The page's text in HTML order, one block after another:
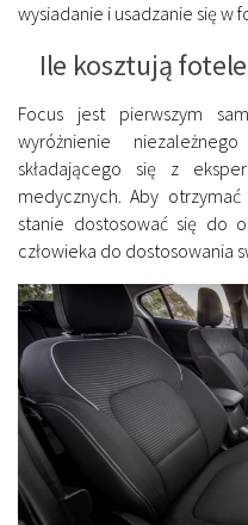
wysiadanie i usadzanie się w
Ile kosztują fotele
Focus jest pierwszym
wyróżnienie
składającego się z
medycznych. Aby
stanie dostosować się do
człowieka do dostosowania